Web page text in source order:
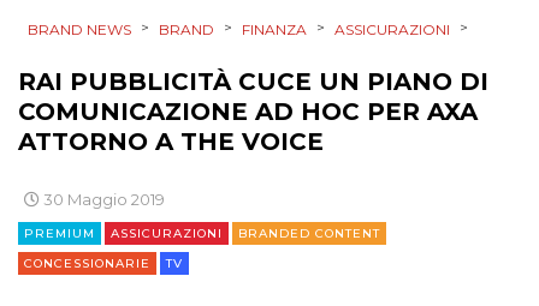
DIGITALE
EDITORIA
BRAND NEWS > BRAND > FINANZA > ASSICURAZIONI >
RAI PUBBLICITÀ CUCE UN PIANO DI
COMUNICAZIONE AD HOC PER AXA
ATTORNO A THE VOICE
30 Maggio 2019
PREMIUM ASSICURAZIONI
BRANDED CONTENT
CONCESSIONARIE
TV